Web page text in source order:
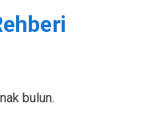
bulun.